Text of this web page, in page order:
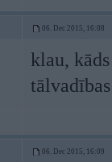
06. Dec 2015, 16:08
klau,
06. Dec 2015, 16:09